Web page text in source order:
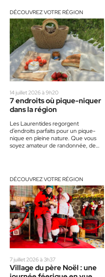
DÉCOUVREZ VOTRE RÉGION
14 juillet 2026 à 9h20
7 endroits où pique-niquer
dans la région
Les Laurentides regorgent
d’endroits parfaits pour un pique-
nique en pleine nature. Que vous
soyez amateur de randonnée, de
DÉCOUVREZ VOTRE RÉGION
7 juillet 2026 à 3h37
Village du père Noël : une